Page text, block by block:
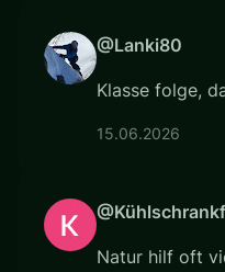
@Lanki80
Klasse folge,
15.06.2026
Natur hilf oft